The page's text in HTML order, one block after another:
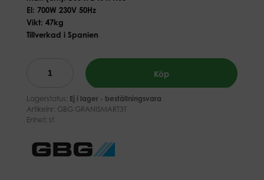
El: 700W 230V 50Hz
Vikt: 47kg
Tillverkad i Spanien
Köp
Lagerstatus: Ej i lager - beställningsvara
Artikelnr: GBG GRANISMART3T
Enhet: st